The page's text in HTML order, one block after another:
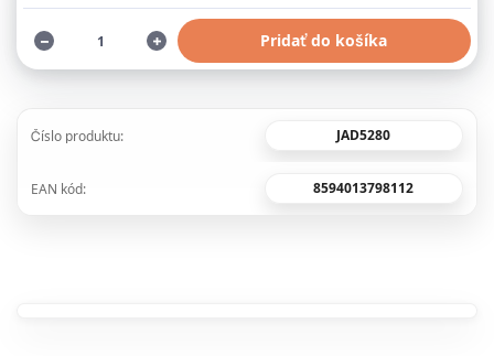
Pridať do košíka
Číslo produktu: JAD5280
EAN kód: 8594013798112